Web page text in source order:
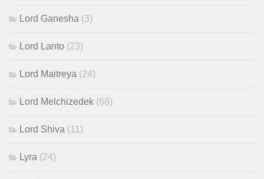
Lord Ganesha (3)
Lord Lanto (23)
Lord Maitreya (24)
Lord Melchizedek (68)
Lord Shiva (11)
Lyra (24)